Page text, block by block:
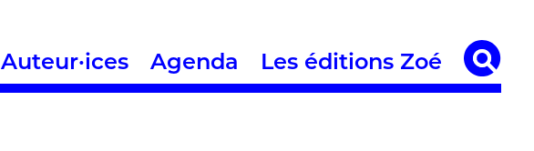
Auteur·ices Agenda Les éditions Zoé